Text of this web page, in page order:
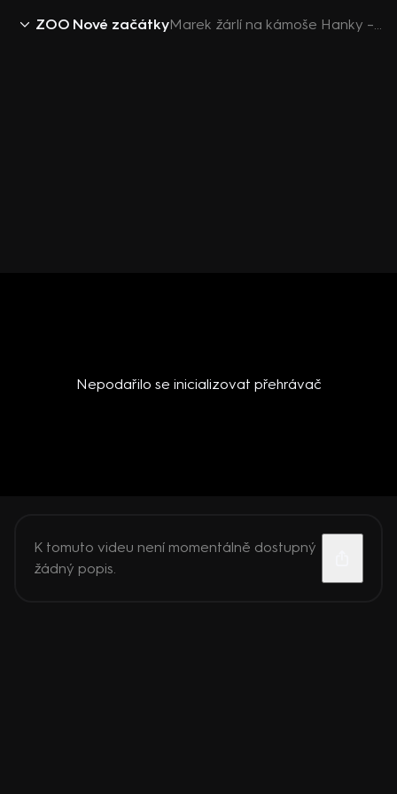
ZOO Nové začátky Marek žárlí na kámoše Hanky – ZOO Nové začátky (147)
Nepodařilo se inicializovat přehrávač
K tomuto videu není momentálně dostupný
žádný popis.